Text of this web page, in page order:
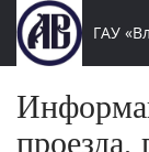
ГАУ
проезда,